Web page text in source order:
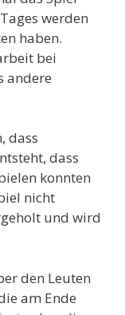
werden
haben.
bei
andere
dass
dass
konnten
nicht
und wird
den Leuten
am Ende